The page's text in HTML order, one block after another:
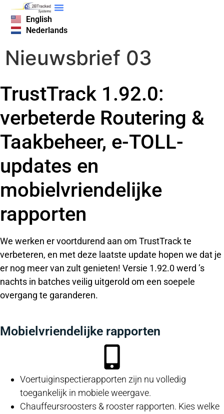
English
Nederlands
Nieuwsbrief 03
TrustTrack 1.92.0:
verbeterde Routering &
Taakbeheer, e-TOLL-
updates en
mobielvriendelijke
rapporten
We werken er voortdurend aan om TrustTrack te
verbeteren, en met deze laatste update hopen we dat je
er nog meer van zult genieten! Versie 1.92.0 werd ’s
nachts in batches veilig uitgerold om een soepele
overgang te garanderen.
Mobielvriendelijke rapporten
Voertuiginspectierapporten zijn nu volledig
toegankelijk in mobiele weergave.
Chauffeursroosters & rooster rapporten. Kies welke